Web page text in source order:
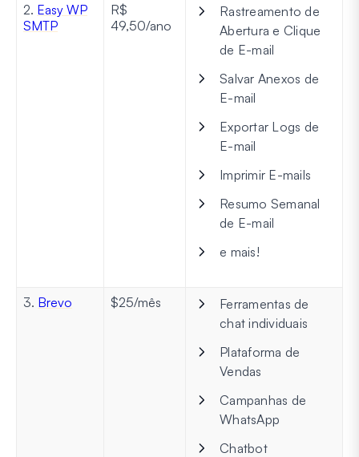
2. Easy WP
SMTP
R$
49,50/ano
Rastreamento de
Abertura e Clique
de E-mail
Salvar Anexos de
E-mail
Exportar Logs de
E-mail
Imprimir E-mails
Resumo Semanal
de E-mail
e mais!
3. Brevo $25/mês
Ferramentas de
chat individuais
Plataforma de
Vendas
Campanhas de
WhatsApp
Chatbot